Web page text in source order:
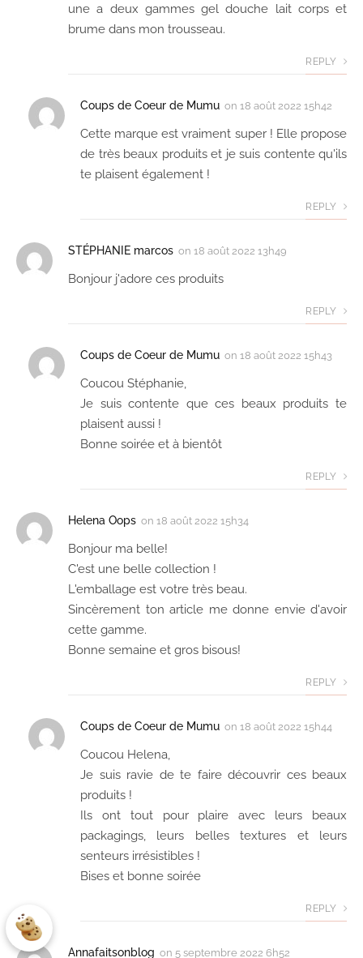
une a deux gammes gel douche lait corps et
brume dans mon trousseau.
REPLY
Coups de Coeur de Mumu on 18 août 2022 15h42
Cette marque est vraiment super ! Elle propose
de très beaux produits et je suis contente qu'ils
te plaisent également !
REPLY
STÉPHANIE marcos on 18 août 2022 13h49
Bonjour j'adore ces produits
REPLY
Coups de Coeur de Mumu on 18 août 2022 15h43
Coucou Stéphanie,
Je suis contente que ces beaux produits te
plaisent aussi !
Bonne soirée et à bientôt
REPLY
Helena Oops on 18 août 2022 15h34
Bonjour ma belle!
C'est une belle collection !
L'emballage est votre très beau.
Sincèrement ton article me donne envie d'avoir
cette gamme.
Bonne semaine et gros bisous!
REPLY
Coups de Coeur de Mumu on 18 août 2022 15h44
Coucou Helena,
Je suis ravie de te faire découvrir ces beaux
produits !
Ils ont tout pour plaire avec leurs beaux
packagings, leurs belles textures et leurs
senteurs irrésistibles !
Bises et bonne soirée
REPLY
Annafaitsonblog on 5 septembre 2022 6h52